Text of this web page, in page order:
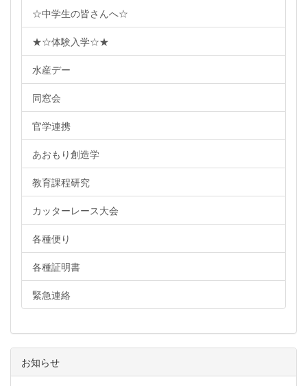
☆中学生の皆さんへ☆
★☆体験入学☆★
水産デー
同窓会
官学連携
あおもり創造学
教育課程研究
カッターレース大会
各種便り
各種証明書
緊急連絡
お知らせ